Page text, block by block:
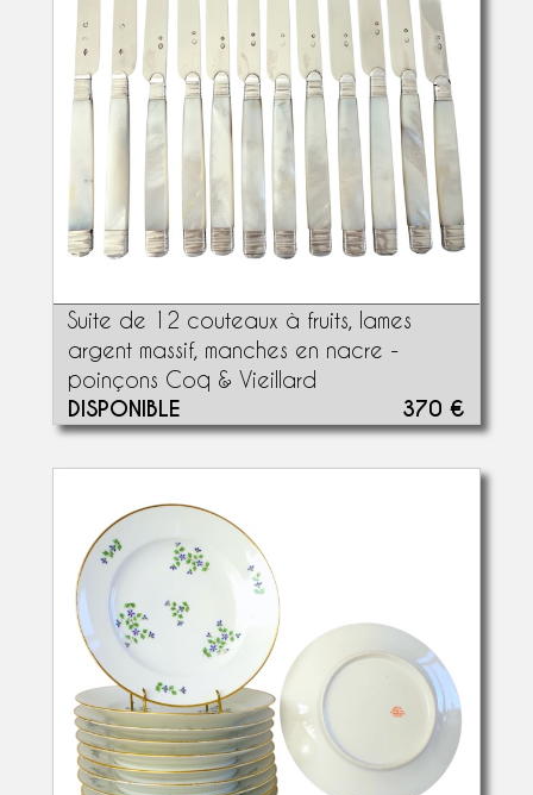
Suite de 12 couteaux à fruits, lames
argent massif, manches en nacre -
poinçons Coq & Vieillard
DISPONIBLE 370 €